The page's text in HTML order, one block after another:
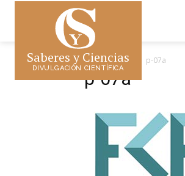
Saberes y Ciencias
DIVULGACIÓN CIENTÍFICA
Inicio p-07a p-07a
p-07a